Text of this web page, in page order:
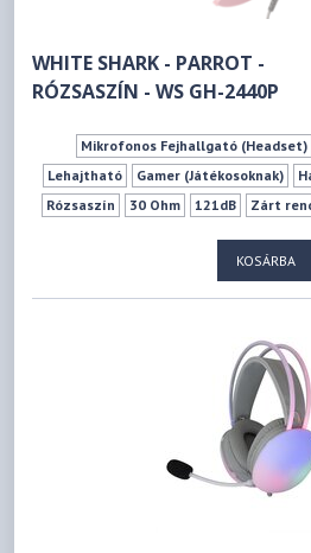
WHITE SHARK - PARROT -
RÓZSASZÍN - WS GH-2440P
Mikrofonos Fejhallgató (Headset)
Lehajtható
Gamer (Játékosoknak)
Rózsaszín
30 Ohm 121dB Zárt
KOSÁRBA